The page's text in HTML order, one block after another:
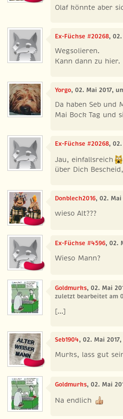
Olaf könnte aber
Ex-Füchse #20268,
Wegsolieren.
Kann dann zu hier.
Yorgo, 02. Mai 2017,
Da haben Seb
Mai Bock Tag und
Ex-Füchse #20268,
Jau, einfallsreich
über Dich
Donblech2016, 02. Mai
wieso Alt???
Ex-Füchse #4596, 02.
Wieso Mann?
Goldmurks, 02. Mai
zuletzt bearbeitet am
[...]
Seb1904, 02. Mai 2017,
Murks, lass gut
Goldmurks, 02. Mai
Na endlich